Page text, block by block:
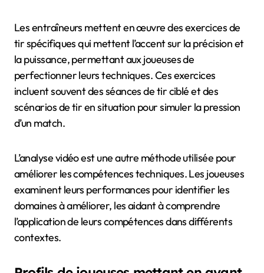
Les entraîneurs mettent en œuvre des exercices de
tir spécifiques qui mettent l’accent sur la précision et
la puissance, permettant aux joueuses de
perfectionner leurs techniques. Ces exercices
incluent souvent des séances de tir ciblé et des
scénarios de tir en situation pour simuler la pression
d’un match.
L’analyse vidéo est une autre méthode utilisée pour
améliorer les compétences techniques. Les joueuses
examinent leurs performances pour identifier les
domaines à améliorer, les aidant à comprendre
l’application de leurs compétences dans différents
contextes.